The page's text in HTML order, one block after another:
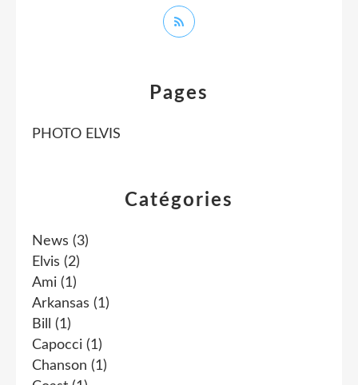
Catégories
News (3)
Elvis (2)
Ami (1)
Arkansas (1)
Bill
(1)
Capocci (1)
Chanson (1)
Pages
PHOTO ELVIS